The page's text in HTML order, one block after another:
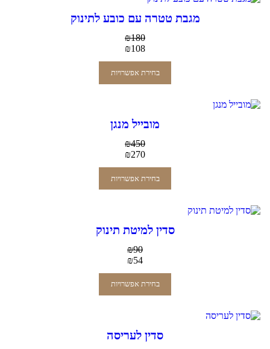
מגבת טטרה עם כובע לתינוק
₪180
₪108
בחירת אפשרויות
מובייל מנגן
₪450
₪270
בחירת אפשרויות
סדין למיטת תינוק
₪90
₪54
בחירת אפשרויות
סדין לעריסה